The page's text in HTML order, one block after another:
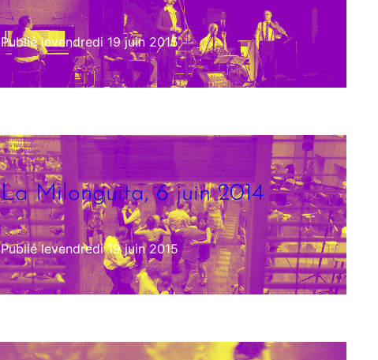
Publié levendredi 19 juin 2015
La Milonguita, 6 juin 2014
Publié levendredi 19 juin 2015